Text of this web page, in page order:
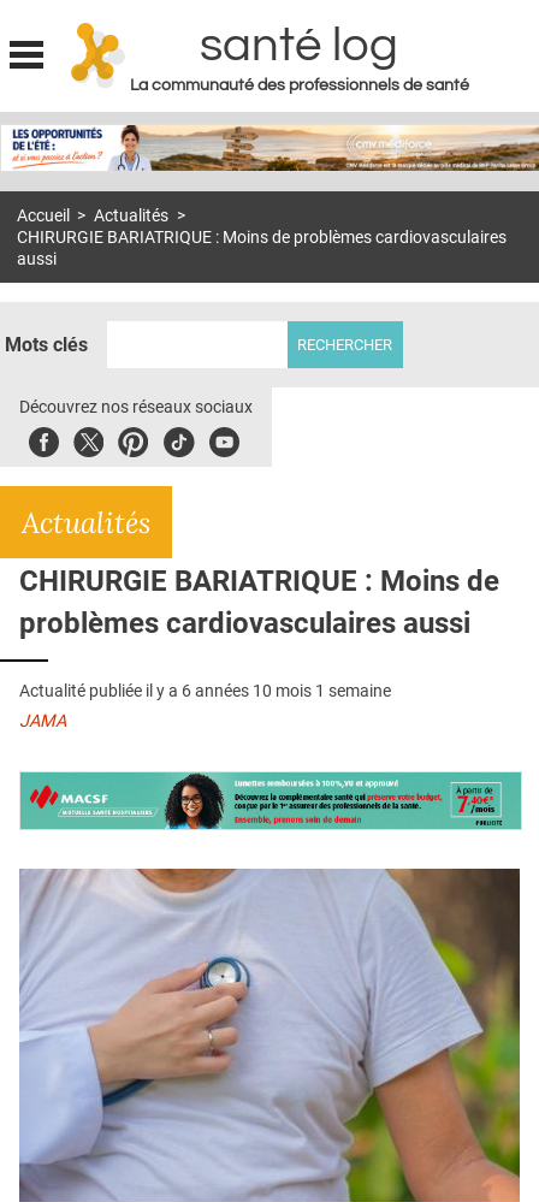
Jump to navigation
santé log
La communauté des professionnels de santé
MON COMPTE
S'ABONNER À LA REVUE SOIN À DOMICILE
E-REVUE SAD
THÉMA
CONTACT
Accueil > Actualités >
CHIRURGIE BARIATRIQUE : Moins de problèmes cardiovasculaires
aussi
Mots clés
Découvrez nos réseaux sociaux
FacebookTwitterPinterest
TiktokYoubute
Actualités
CHIRURGIE BARIATRIQUE : Moins de
problèmes cardiovasculaires aussi
Actualité publiée il y a 6 années 10 mois 1 semaine
JAMA